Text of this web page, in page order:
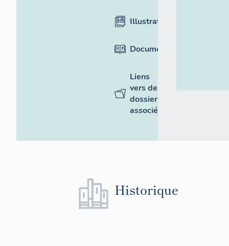
Illustrations
Documentation
Liens
vers des
dossiers
associés
Historique